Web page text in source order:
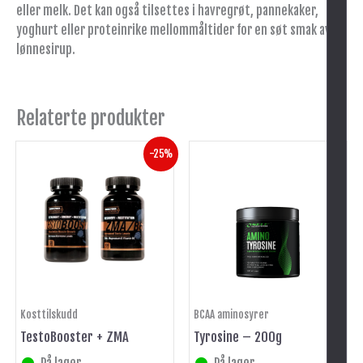
eller melk. Det kan også tilsettes i havregrøt, pannekaker,
yoghurt eller proteinrike mellommåltider for en søt smak av
lønnesirup.
Relaterte produkter
-25%
Kosttilskudd
TestoBooster + ZMA
var:
kr 574.
Nåværende
er:
kr 430.
BCAA aminosyrer
Tyrosine – 200g